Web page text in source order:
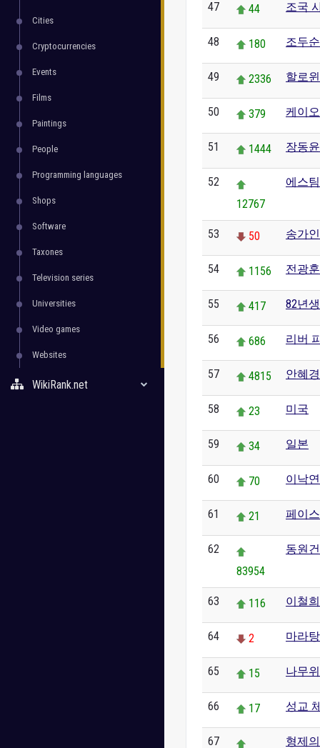
Cities
Cryptocurrencies
Events
Films
Paintings
People
Programming languages
Shops
Software
Taxones
Television series
Universities
Video games
Websites
WikiRank.net
47 44 조국
48 180 조두
49 2336 할로윈
50 379 케이
51 1444 장동윤
52
12767
에스팀
53 50 송가인
54 1156 전광훈
55 417 82년
56 686 리버
57 4815 안혜경
58 23 미국
59 34 일본
60 70 이낙연
61 21 페이
62
83954
동원
63 116 이철
64 2 마라탕
65 15 나무
66 17 성교
67 형제